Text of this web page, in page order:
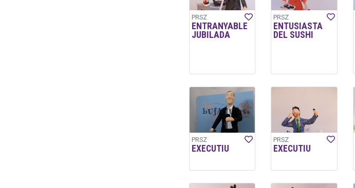
PRSZ
ENTRANYABLE
JUBILADA
PRSZ
ENTUSIASTA
DEL SUSHI
PRSZ
EXECUTIU
PRSZ
EXECUTIU